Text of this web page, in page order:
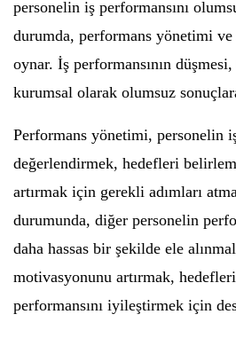
personelin iş performansını
durumda, performans yönetimi
oynar. İş performansının
kurumsal olarak olumsuz
Performans yönetimi, personelin
değerlendirmek, hedefleri
artırmak için gerekli adımları
durumunda, diğer personelin
daha hassas bir şekilde ele
motivasyonunu artırmak,
performansını iyileştirmek için